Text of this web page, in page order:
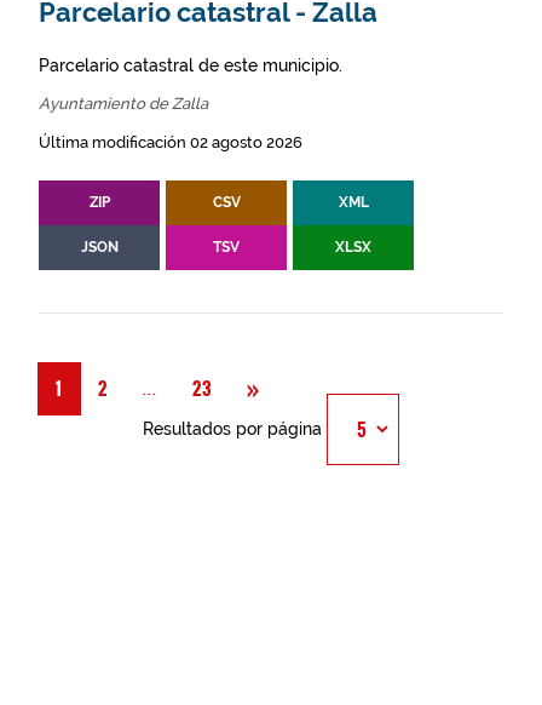
Parcelario catastral - Zalla
Parcelario catastral de este municipio.
Ayuntamiento de Zalla
Última modificación 02 agosto 2026
ZIP CSV XML
JSON TSV XLSX
1 2 Página
... 23 » Siguiente
Resultados por página